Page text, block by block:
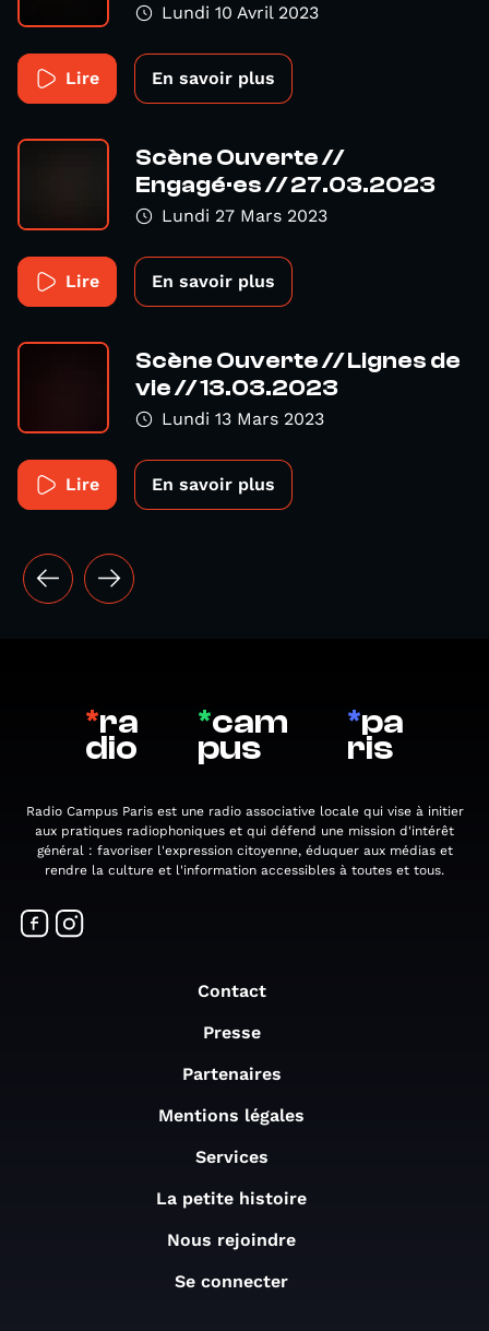
Lundi 10 Avril 2023
Lire En savoir plus
Scène Ouverte //
Engagé·es // 27.03.2023
Lundi 27 Mars 2023
Lire En savoir plus
Scène Ouverte // Lignes de
vie // 13.03.2023
Lundi 13 Mars 2023
Lire En savoir plus
*ra
dio
*cam
pus
*pa
ris
Radio Campus Paris est une radio associative locale qui vise à initier
aux pratiques radiophoniques et qui défend une mission d'intérêt
général : favoriser l'expression citoyenne, éduquer aux médias et
rendre la culture et l'information accessibles à toutes et tous.
Contact
Presse
Partenaires
Mentions légales
Services
La petite histoire
Nous rejoindre
Se connecter